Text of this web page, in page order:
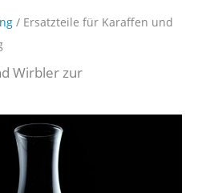
/ Ersatzteile für Karaffen und
Wirbler zur